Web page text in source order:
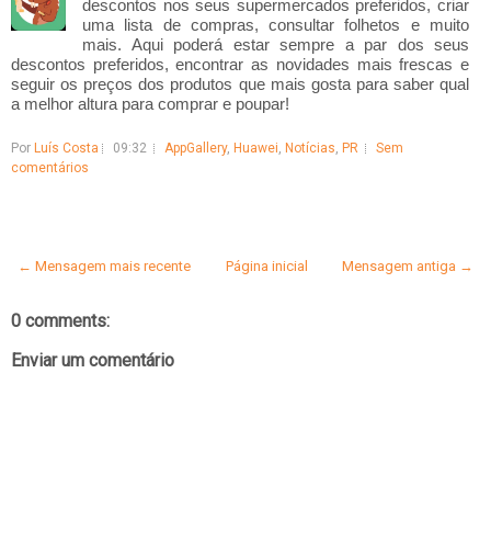
descontos nos seus supermercados preferidos, criar
uma lista de compras, consultar folhetos e muito
mais. Aqui poderá estar sempre a par dos seus
descontos preferidos, encontrar as novidades mais frescas e
seguir os preços dos produtos que mais gosta para saber qual
a melhor altura para comprar e poupar!
Por Luís Costa 09:32 AppGallery, Huawei, Notícias, PR
Sem
comentários
← Mensagem mais recente Mensagem antiga →
Página inicial
0 comments:
Enviar um comentário